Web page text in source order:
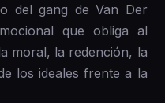
del gang de Van Der
que obliga al
moral, la redención, la
los ideales frente a la